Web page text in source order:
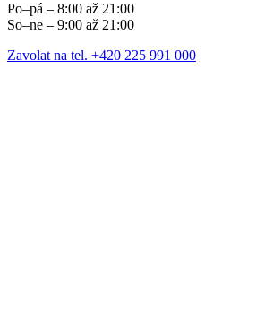
Po–pá – 8:00 až 21:00
So–ne – 9:00 až 21:00
Zavolat na tel. +420 225 991 000